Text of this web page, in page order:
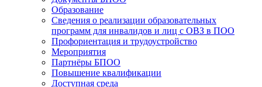
Образование
Сведения о реализации образовательных
программ для инвалидов и лиц с ОВЗ в ПОО
Профориентация и трудоустройство
Мероприятия
Партнёры БПОО
Повышение квалификации
Доступная среда